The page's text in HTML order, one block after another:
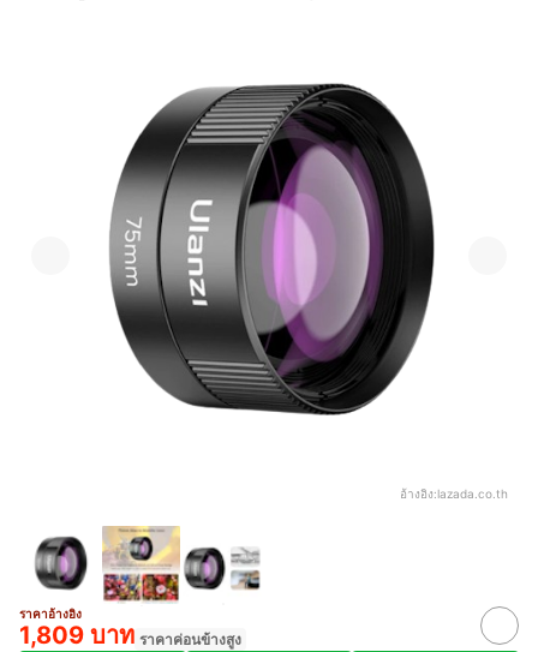
อ้างอิง:lazada.co.th
ราคาอ้างอิง
1,809 บาท ราคาค่อนข้างสูง